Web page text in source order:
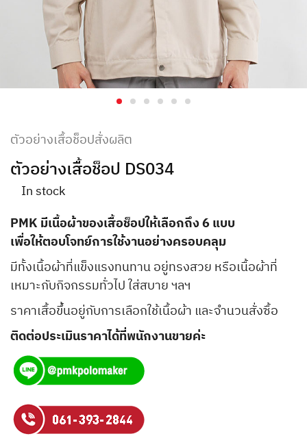
ตัวอย่างเสื้อช็อปสั่งผลิต
ตัวอย่างเสื้อช็อป DS034
In stock
PMK มีเนื้อผ้าของเสื้อช็อปให้เลือกถึง 6 แบบ
เพื่อให้ตอบโจทย์การใช้งานอย่างครอบคลุม
มีทั้งเนื้อผ้าที่แข็งแรงทนทาน อยู่ทรงสวย หรือเนื้อผ้าที่
เหมาะกับกิจกรรมทั่วไป ใส่สบาย ฯลฯ
ราคาเสื้อขึ้นอยู่กับการเลือกใช้เนื้อผ้า และจำนวนสั่งซื้อ
ติดต่อประเมินราคาได้ที่พนักงานขายค่ะ